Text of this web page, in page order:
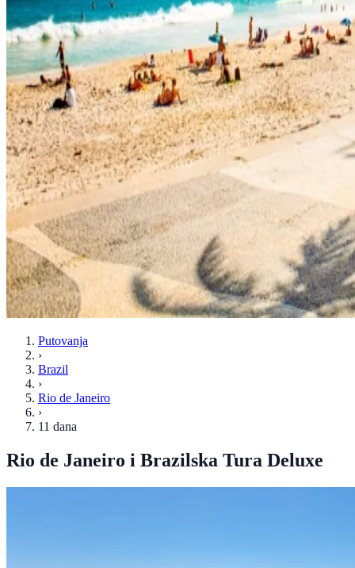
Putovanja
›
Brazil
›
Rio de Janeiro
›
11 dana
Rio de Janeiro i Brazilska Tura Deluxe